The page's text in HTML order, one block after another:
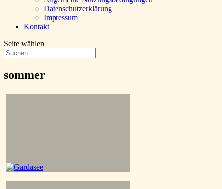
Datenschutzerklärung
Impressum
Kontakt
Seite wählen
sommer